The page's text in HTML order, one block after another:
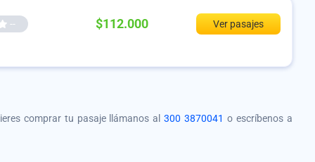
-- $112.000 Ver pasajes
comprar tu pasaje llámanos al300 3870041 o escríbenos a